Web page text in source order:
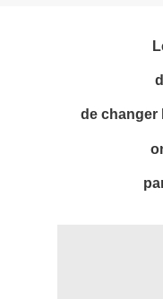
de changer